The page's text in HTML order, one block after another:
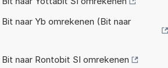
naar Yb omrekenen (Bit naar
naar Rontobit SI omrekenen